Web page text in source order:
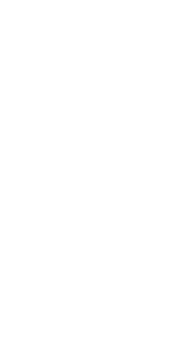
металлолом , покупайте
не покупайте, гавно и деньги
ОК 46.00 СВЭЛ 3,0